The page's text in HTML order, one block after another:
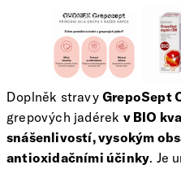
Doplněk stravy GrepoSept
grepových jadérek v BIO
snášenlivostí, vysokým
antioxidačními účinky. Je